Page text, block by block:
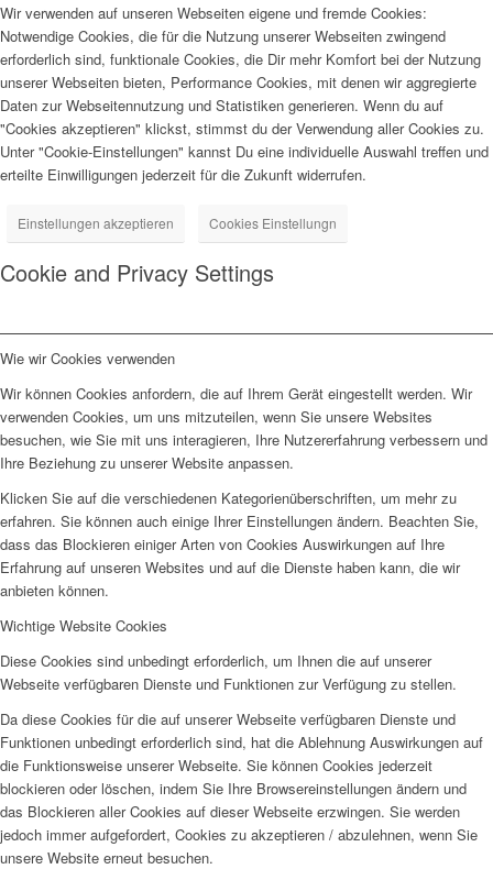
Wir verwenden auf unseren Webseiten eigene und fremde Cookies:
Notwendige Cookies, die für die Nutzung unserer Webseiten zwingend
erforderlich sind, funktionale Cookies, die Dir mehr Komfort bei der Nutzung
unserer Webseiten bieten, Performance Cookies, mit denen wir aggregierte
Daten zur Webseitennutzung und Statistiken generieren. Wenn du auf
"Cookies akzeptieren" klickst, stimmst du der Verwendung aller Cookies zu.
Unter "Cookie-Einstellungen" kannst Du eine individuelle Auswahl treffen und
erteilte Einwilligungen jederzeit für die Zukunft widerrufen.
Einstellungen akzeptieren Cookies Einstellungn
Cookie and Privacy Settings
Wie wir Cookies verwenden
Wir können Cookies anfordern, die auf Ihrem Gerät eingestellt werden. Wir
verwenden Cookies, um uns mitzuteilen, wenn Sie unsere Websites
besuchen, wie Sie mit uns interagieren, Ihre Nutzererfahrung verbessern und
Ihre Beziehung zu unserer Website anpassen.
Klicken Sie auf die verschiedenen Kategorienüberschriften, um mehr zu
erfahren. Sie können auch einige Ihrer Einstellungen ändern. Beachten Sie,
dass das Blockieren einiger Arten von Cookies Auswirkungen auf Ihre
Erfahrung auf unseren Websites und auf die Dienste haben kann, die wir
anbieten können.
Wichtige Website Cookies
Diese Cookies sind unbedingt erforderlich, um Ihnen die auf unserer
Webseite verfügbaren Dienste und Funktionen zur Verfügung zu stellen.
Da diese Cookies für die auf unserer Webseite verfügbaren Dienste und
Funktionen unbedingt erforderlich sind, hat die Ablehnung Auswirkungen auf
die Funktionsweise unserer Webseite. Sie können Cookies jederzeit
blockieren oder löschen, indem Sie Ihre Browsereinstellungen ändern und
das Blockieren aller Cookies auf dieser Webseite erzwingen. Sie werden
jedoch immer aufgefordert, Cookies zu akzeptieren / abzulehnen, wenn Sie
unsere Website erneut besuchen.